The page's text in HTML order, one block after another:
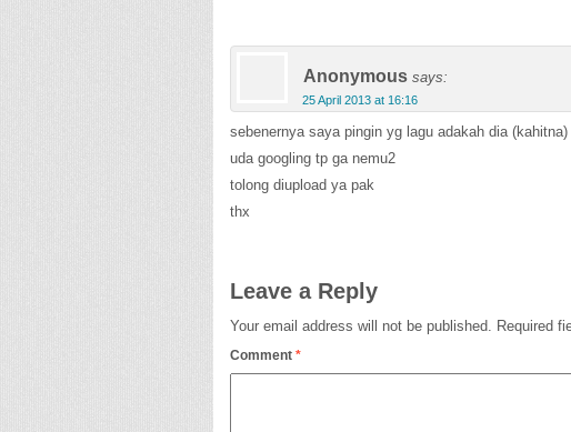
Anonymous says:
25 April 2013 at 16:16
sebenernya saya pingin yg lagu adakah dia (kahitna)
uda googling tp ga nemu2
tolong diupload ya pak
thx
Leave a Reply
Your email address will not be published. Required
Comment *